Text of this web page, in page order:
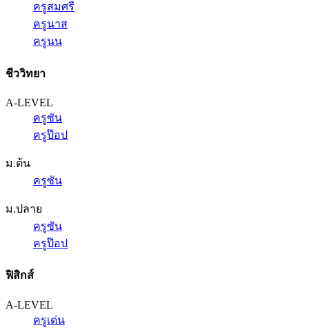
ครูสมศรี
ครูนาส
ครูนน
ชีววิทยา
A-LEVEL
ครูซัน
ครูป๊อป
ม.ต้น
ครูซัน
ม.ปลาย
ครูซัน
ครูป๊อป
ฟิสิกส์
A-LEVEL
ครูเด่น